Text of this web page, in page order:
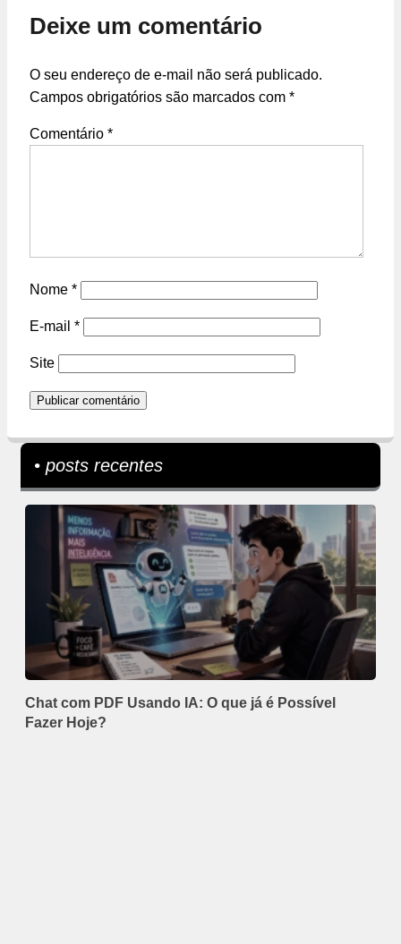
Deixe um comentário
O seu endereço de e-mail não será publicado.
Campos obrigatórios são marcados com *
Comentário *
Nome *
E-mail *
Site
• posts recentes
Chat com PDF Usando IA: O que já é Possível
Fazer Hoje?